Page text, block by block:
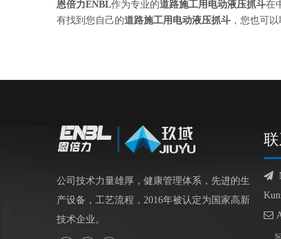
恩倍力ENBL作为专业的道路施工用电动液压抓斗在
有找到您自己的道路施工用电动液压抓斗 ，您也可
公司技术力量雄厚，健康管理体系，先进的生
产设备，工艺流程，2016年被认定为国家高新
技术企业。

